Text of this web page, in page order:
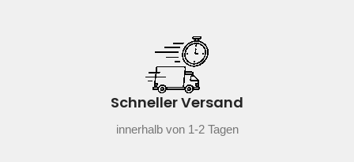
Schneller Versand
innerhalb von 1-2 Tagen